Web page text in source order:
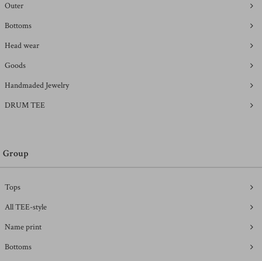
Outer
Bottoms
Head wear
Goods
Handmaded Jewelry
DRUM TEE
Group
Tops
All TEE-style
Name print
Bottoms